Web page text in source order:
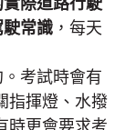
際道路行駛
常識 ，每天
考試時會有
指揮燈、水撥